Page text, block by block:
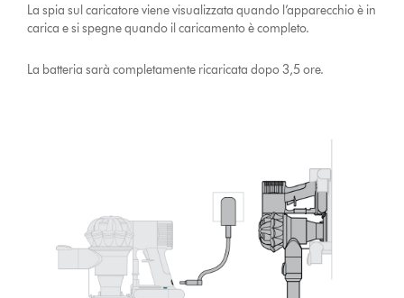
La spia sul caricatore viene visualizzata quando l’apparecchio è in
carica e si spegne quando il caricamento è completo.
La batteria sarà completamente ricaricata dopo 3,5 ore.